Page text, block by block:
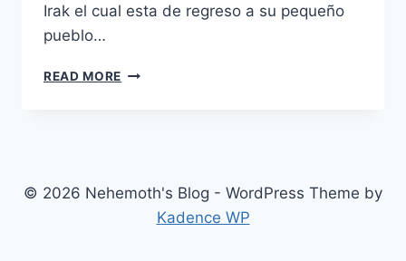
Irak el cual esta de regreso a su pequeño
pueblo…
READ MORE STOP-
© 2026 Nehemoth's Blog - WordPress Theme by
Kadence WP